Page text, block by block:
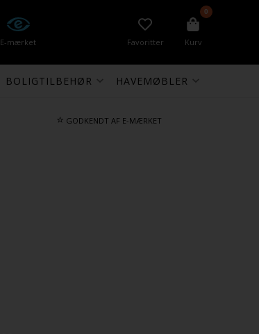
E-mærket Favoritter
0
Kurv
BOLIGTILBEHØR HAVEMØBLER
⭐ GODKENDT AF E-MÆRKET